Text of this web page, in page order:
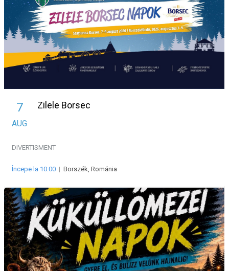
7
AUG
Zilele Borsec
DIVERTISMENT
Începe la 10:00 | Borszék, Románia